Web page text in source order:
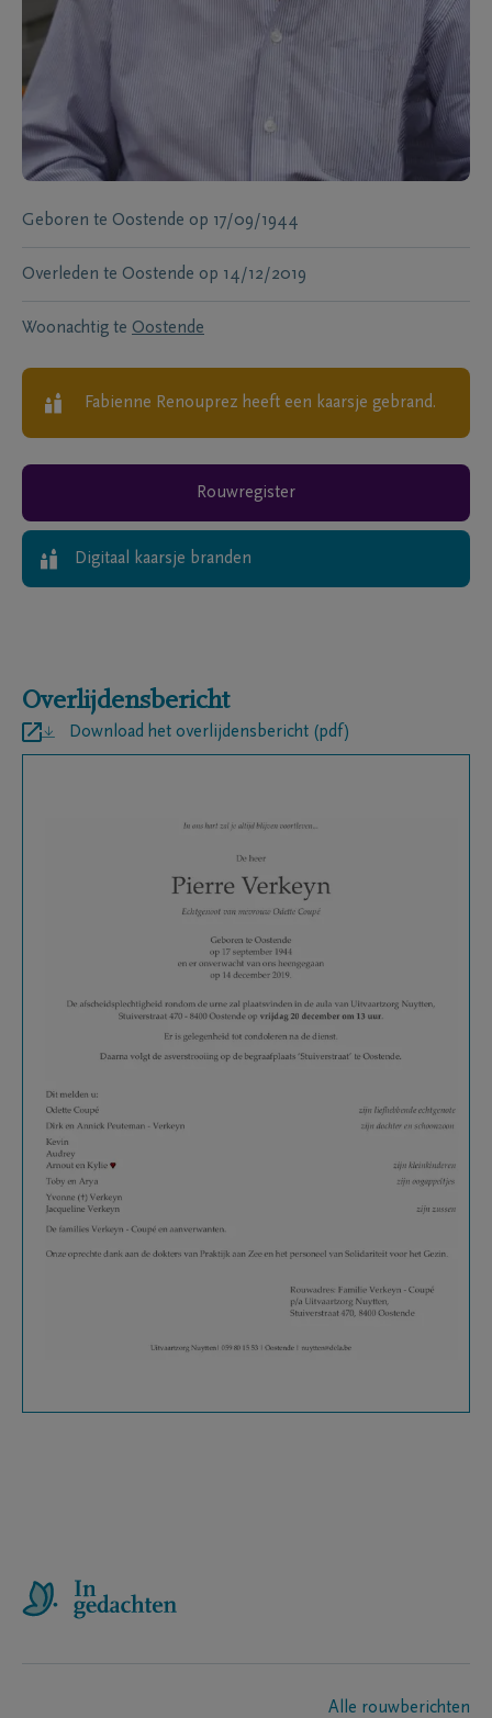
Geboren te Oostende op 17/09/1944
Overleden te Oostende op 14/12/2019
Woonachtig te Oostende
Fabienne Renouprez heeft een kaarsje gebrand.
Rouwregister
Digitaal kaarsje branden
Overlijdensbericht
Download het overlijdensbericht (pdf)
Alle rouwberichten